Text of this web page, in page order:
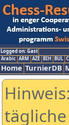
Logged on: Gast
Arabic ARM AZE BIH BUL
Home TurnierDB